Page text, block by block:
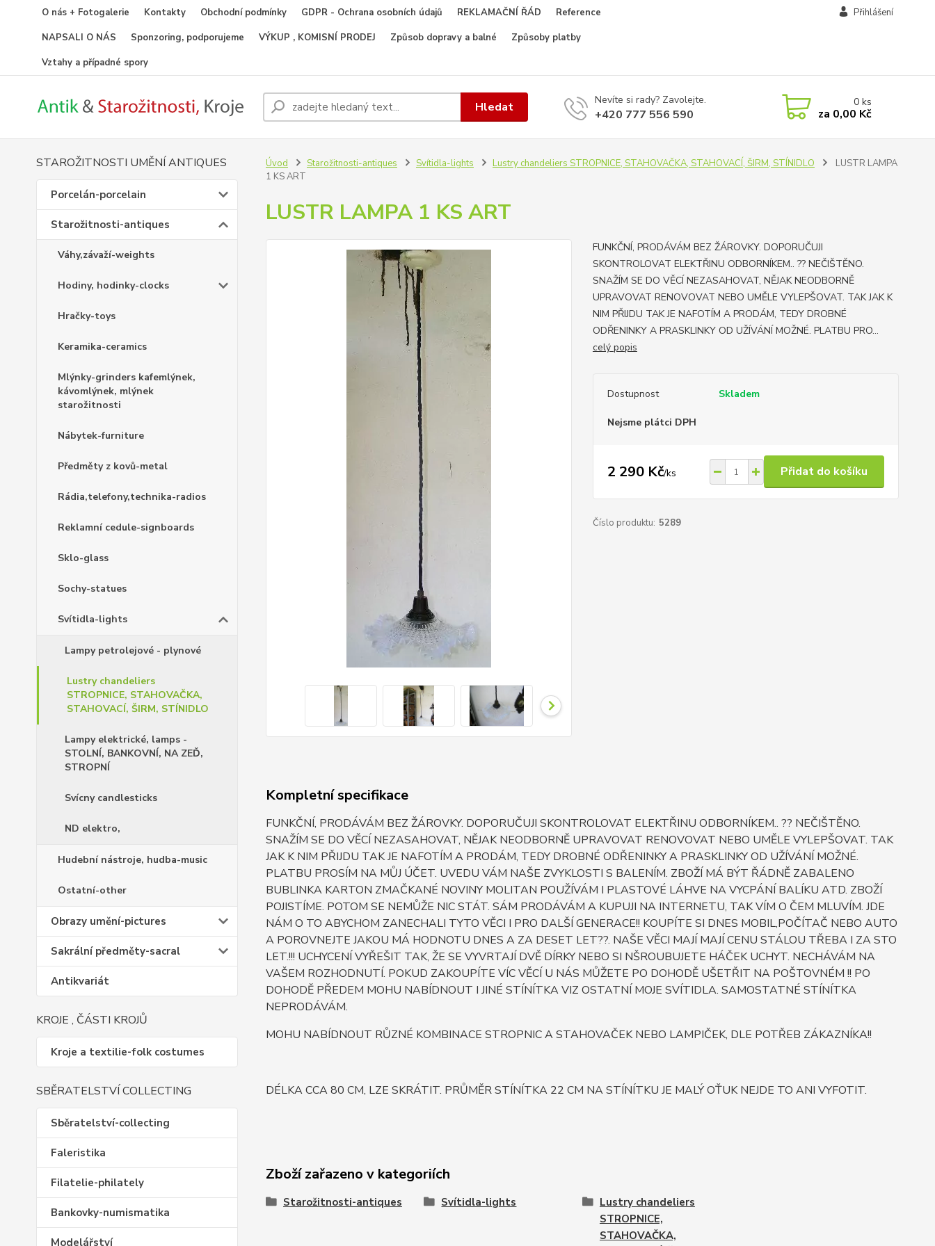
O nás + Fotogalerie Kontakty Obchodní podmínky GDPR - Ochrana osobních údajů REKLAMAČNÍ ŘÁD
Reference
NAPSALI O NÁS
Sponzoring, podporujeme VÝKUP , KOMISNÍ PRODEJ Způsob dopravy a balné
Způsoby platby
Vztahy a případné spory
Přihlášení
Hledat Nevíte si rady? Zavolejte.
+420 777 556 590
0ks
za 0,00 Kč
STAROŽITNOSTI UMĚNÍ ANTIQUES
Porcelán-porcelain
Starožitnosti-antiques
Váhy,závaží-weights
Hodiny, hodinky-clocks
Hračky-toys
Keramika-ceramics
Mlýnky-grinders kafemlýnek,
kávomlýnek, mlýnek
starožitnosti
Nábytek-furniture
Předměty z kovů-metal
Rádia,telefony,technika-radios
Reklamní cedule-signboards
Sklo-glass
Sochy-statues
Svítidla-lights
Lampy petrolejové - plynové
Lustry chandeliers
STROPNICE, STAHOVAČKA,
STAHOVACÍ, ŠIRM, STÍNIDLO
Lampy elektrické, lamps -
STOLNÍ, BANKOVNÍ, NA ZEĎ,
STROPNÍ
Svícny candlesticks
ND elektro,
Hudební nástroje, hudba-music
Ostatní-other
Obrazy umění-pictures
Sakrální předměty-sacral
Antikvariát
KROJE , ČÁSTI KROJŮ
Kroje a textilie-folk costumes
SBĚRATELSTVÍ COLLECTING
Sběratelství-collecting
Faleristika
Filatelie-philately
Bankovky-numismatika
Modelářství
Úvod Starožitnosti-antiques Svítidla-lights Lustry chandeliers STROPNICE, STAHOVAČKA, STAHOVACÍ, ŠIRM, STÍNIDLO
LUSTR LAMPA
1 KS ART
LUSTR LAMPA 1 KS ART
FUNKČNÍ, PRODÁVÁM BEZ ŽÁROVKY. DOPORUČUJI
SKONTROLOVAT ELEKTŘINU ODBORNÍKEM.. ?? NEČIŠTĚNO.
SNAŽÍM SE DO VĚCÍ NEZASAHOVAT, NĚJAK NEODBORNĚ
UPRAVOVAT RENOVOVAT NEBO UMĚLE VYLEPŠOVAT. TAK JAK K
NIM PŘIJDU TAK JE NAFOTÍM A PRODÁM, TEDY DROBNÉ
ODŘENINKY A PRASKLINKY OD UŽÍVÁNÍ MOŽNÉ. PLATBU PRO...
celý popis
Dostupnost Skladem
Nejsme plátci DPH
2 290 Kč/ks Přidat do košíku
Číslo produktu: 5289
Kompletní specifikace
FUNKČNÍ, PRODÁVÁM BEZ ŽÁROVKY. DOPORUČUJI SKONTROLOVAT ELEKTŘINU ODBORNÍKEM.. ?? NEČIŠTĚNO.
SNAŽÍM SE DO VĚCÍ NEZASAHOVAT, NĚJAK NEODBORNĚ UPRAVOVAT RENOVOVAT NEBO UMĚLE VYLEPŠOVAT. TAK
JAK K NIM PŘIJDU TAK JE NAFOTÍM A PRODÁM, TEDY DROBNÉ ODŘENINKY A PRASKLINKY OD UŽÍVÁNÍ MOŽNÉ.
PLATBU PROSÍM NA MŮJ ÚČET. UVEDU VÁM NAŠE ZVYKLOSTI S BALENÍM. ZBOŽÍ MÁ BÝT ŘÁDNĚ ZABALENO
BUBLINKA KARTON ZMAČKANÉ NOVINY MOLITAN POUŽÍVÁM I PLASTOVÉ LÁHVE NA VYCPÁNÍ BALÍKU ATD. ZBOŽÍ
POJISTÍME. POTOM SE NEMŮŽE NIC STÁT. SÁM PRODÁVÁM A KUPUJI NA INTERNETU, TAK VÍM O ČEM MLUVÍM. JDE
NÁM O TO ABYCHOM ZANECHALI TYTO VĚCI I PRO DALŠÍ GENERACE!! KOUPÍTE SI DNES MOBIL,POČÍTAČ NEBO AUTO
A POROVNEJTE JAKOU MÁ HODNOTU DNES A ZA DESET LET??. NAŠE VĚCI MAJÍ MAJÍ CENU STÁLOU TŘEBA I ZA STO
LET.!!! UCHYCENÍ VYŘEŠIT TAK, ŽE SE VYVRTAJÍ DVĚ DÍRKY NEBO SI NŠROUBUJETE HÁČEK UCHYT. NECHÁVÁM NA
VAŠEM ROZHODNUTÍ. POKUD ZAKOUPÍTE VÍC VĚCÍ U NÁS MŮŽETE PO DOHODĚ UŠETŘIT NA POŠTOVNÉM !! PO
DOHODĚ PŘEDEM MOHU NABÍDNOUT I JINÉ STÍNÍTKA VIZ OSTATNÍ MOJE SVÍTIDLA. SAMOSTATNÉ STÍNÍTKA
NEPRODÁVÁM.
MOHU NABÍDNOUT RŮZNÉ KOMBINACE STROPNIC A STAHOVAČEK NEBO LAMPIČEK, DLE POTŘEB ZÁKAZNÍKA!!
DÉLKA CCA 80 CM, LZE SKRÁTIT. PRŮMĚR STÍNÍTKA 22 CM NA STÍNÍTKU JE MALÝ OŤUK NEJDE TO ANI VYFOTIT.
Zboží zařazeno v kategoriích
Starožitnosti-antiques Svítidla-lights
Lustry chandeliers
STROPNICE,
STAHOVAČKA,